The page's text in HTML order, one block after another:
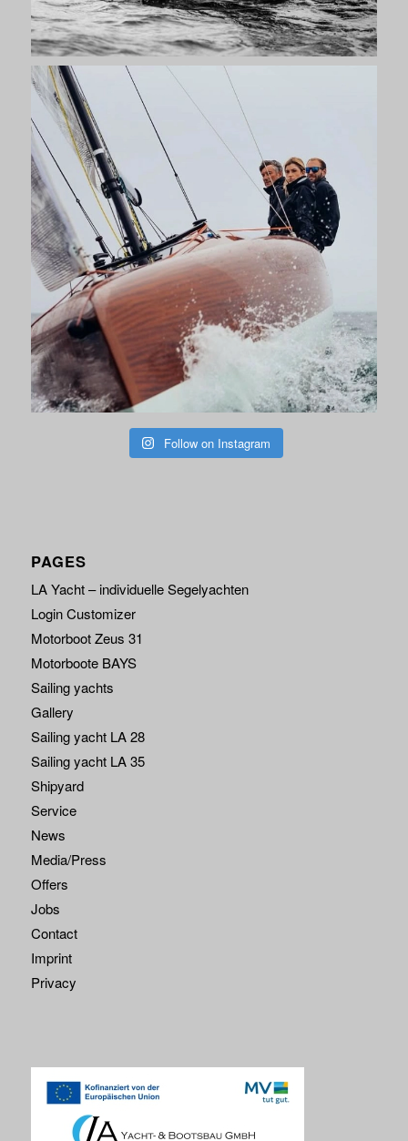
Follow on Instagram
PAGES
LA Yacht – individuelle Segelyachten
Login Customizer
Motorboot Zeus 31
Motorboote BAYS
Sailing yachts
Gallery
Sailing yacht LA 28
Sailing yacht LA 35
Shipyard
Service
News
Media/Press
Offers
Jobs
Contact
Imprint
Privacy